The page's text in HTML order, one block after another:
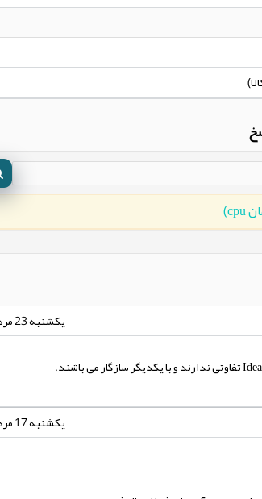
یکشنبه 23 مرداد 1401 - 00:00:00
یکشنبه 17 مرداد 1400 - 00:00:00